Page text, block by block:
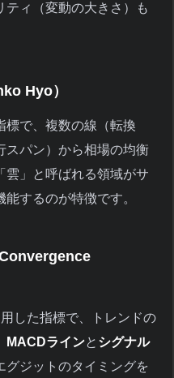
ティ（変動の大きさ）も
Hyo）
標で、複数の線（転換
スパン）から相場の均衡
雲」と呼ばれる領域がサ
するのが特徴です。
した指標で、トレンドの
MACDラインと シグナル
グジットのタイミングを